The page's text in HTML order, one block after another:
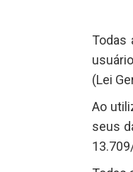
Todas
(Lei
Ao
seus